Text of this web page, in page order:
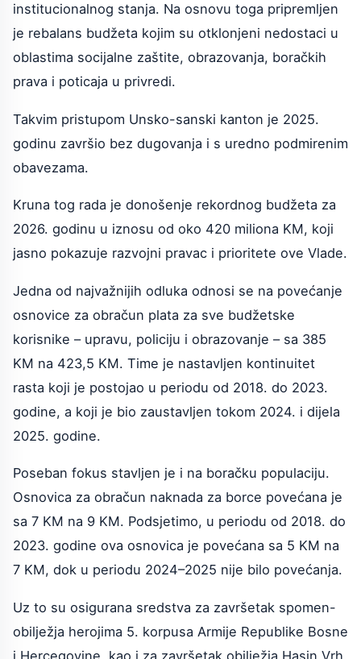
institucionalnog stanja. Na osnovu toga pripremljen
je rebalans budžeta kojim su otklonjeni nedostaci u
oblastima socijalne zaštite, obrazovanja, boračkih
prava i poticaja u privredi.
Takvim pristupom Unsko-sanski kanton je 2025.
godinu završio bez dugovanja i s uredno podmirenim
obavezama.
Kruna tog rada je donošenje rekordnog budžeta za
2026. godinu u iznosu od oko 420 miliona KM, koji
jasno pokazuje razvojni pravac i prioritete ove Vlade.
Jedna od najvažnijih odluka odnosi se na povećanje
osnovice za obračun plata za sve budžetske
korisnike – upravu, policiju i obrazovanje – sa 385
KM na 423,5 KM. Time je nastavljen kontinuitet
rasta koji je postojao u periodu od 2018. do 2023.
godine, a koji je bio zaustavljen tokom 2024. i dijela
2025. godine.
Poseban fokus stavljen je i na boračku populaciju.
Osnovica za obračun naknada za borce povećana je
sa 7 KM na 9 KM. Podsjetimo, u periodu od 2018. do
2023. godine ova osnovica je povećana sa 5 KM na
7 KM, dok u periodu 2024–2025 nije bilo povećanja.
Uz to su osigurana sredstva za završetak spomen-
obilježja herojima 5. korpusa Armije Republike Bosne
i Hercegovine, kao i za završetak obilježja Hasin Vrh.